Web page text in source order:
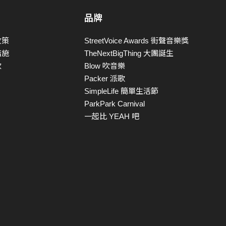
策
施
品牌
StreetVoice Awards 街聲音樂獎
TheNextBigThing 大團誕生
Blow 吹音樂
Packer 派歌
SimpleLife 簡單生活節
ParkPark Carnival
一起比 YEAH 吧